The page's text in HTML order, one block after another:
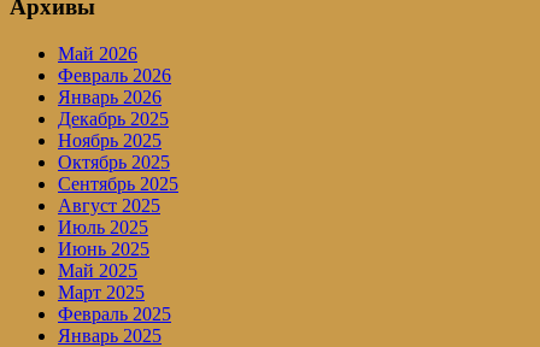
Архивы
Май 2026
Февраль 2026
Январь 2026
Декабрь 2025
Ноябрь 2025
Октябрь 2025
Сентябрь 2025
Август 2025
Июль 2025
Июнь 2025
Май 2025
Март 2025
Февраль 2025
Январь 2025